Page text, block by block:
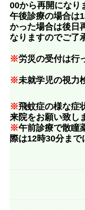
00から再開になり
午後診療の場合は
かった場合は後日
なりますのでご了
※労災の受付は行
※未就学児の視力
※飛蚊症の様な症
来院をお願い致し
※午前診療で散瞳
際は12時30分まで